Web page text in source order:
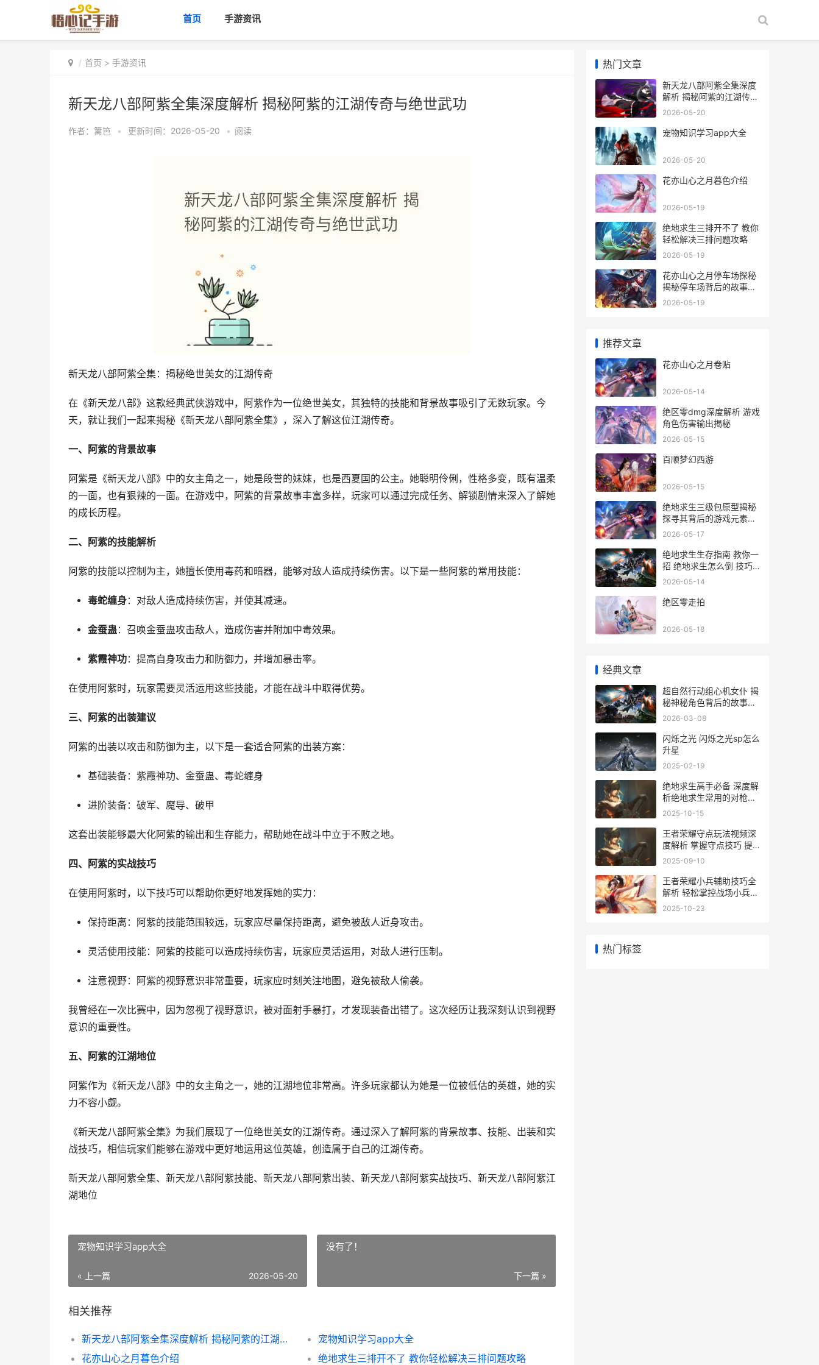
首页 手游资讯
首页 > 手游资讯
新天龙八部阿紫全集深度解析 揭秘阿紫的江湖传奇与绝世武功
作者： 篱笆 • 更新时间：2026-05-20 • 阅读
新天龙八部阿紫全集：揭秘绝世美女的江湖传奇
在《新天龙八部》这款经典武侠游戏中，阿紫作为一位绝世美女，其独特的技能和背景故事吸引了无数玩家。今
天，就让我们一起来揭秘《新天龙八部阿紫全集》，深入了解这位江湖传奇。
一、阿紫的背景故事
阿紫是《新天龙八部》中的女主角之一，她是段誉的妹妹，也是西夏国的公主。她聪明伶俐，性格多变，既有温柔
的一面，也有狠辣的一面。在游戏中，阿紫的背景故事丰富多样，玩家可以通过完成任务、解锁剧情来深入了解她
的成长历程。
二、阿紫的技能解析
阿紫的技能以控制为主，她擅长使用毒药和暗器，能够对敌人造成持续伤害。以下是一些阿紫的常用技能：
毒蛇缠身：对敌人造成持续伤害，并使其减速。
金蚕蛊：召唤金蚕蛊攻击敌人，造成伤害并附加中毒效果。
紫霞神功：提高自身攻击力和防御力，并增加暴击率。
在使用阿紫时，玩家需要灵活运用这些技能，才能在战斗中取得优势。
三、阿紫的出装建议
阿紫的出装以攻击和防御为主，以下是一套适合阿紫的出装方案：
基础装备：紫霞神功、金蚕蛊、毒蛇缠身
进阶装备：破军、魔导、破甲
这套出装能够最大化阿紫的输出和生存能力，帮助她在战斗中立于不败之地。
四、阿紫的实战技巧
在使用阿紫时，以下技巧可以帮助你更好地发挥她的实力：
保持距离：阿紫的技能范围较远，玩家应尽量保持距离，避免被敌人近身攻击。
灵活使用技能：阿紫的技能可以造成持续伤害，玩家应灵活运用，对敌人进行压制。
注意视野：阿紫的视野意识非常重要，玩家应时刻关注地图，避免被敌人偷袭。
我曾经在一次比赛中，因为忽视了视野意识，被对面射手暴打，才发现装备出错了。这次经历让我深刻认识到视野
意识的重要性。
五、阿紫的江湖地位
阿紫作为《新天龙八部》中的女主角之一，她的江湖地位非常高。许多玩家都认为她是一位被低估的英雄，她的实
力不容小觑。
《新天龙八部阿紫全集》为我们展现了一位绝世美女的江湖传奇。通过深入了解阿紫的背景故事、技能、出装和实
战技巧，相信玩家们能够在游戏中更好地运用这位英雄，创造属于自己的江湖传奇。
新天龙八部阿紫全集、新天龙八部阿紫技能、新天龙八部阿紫出装、新天龙八部阿紫实战技巧、新天龙八部阿紫江
湖地位
宠物知识学习app大全
« 上一篇 2026-05-20
没有了！
下一篇 »
相关推荐
新天龙八部阿紫全集深度解析 揭秘阿紫的江湖传奇与绝世武功
宠物知识学习app大全
花亦山心之月暮色介绍
绝地求生三排开不了 教你轻松解决三排问题攻略
热门文章
新天龙八部阿紫全集深度
解析 揭秘阿紫的江湖传奇
与绝世武功
2026-05-20
宠物知识学习app大全
2026-05-20
花亦山心之月暮色介绍
2026-05-19
绝地求生三排开不了 教你
轻松解决三排问题攻略
2026-05-19
花亦山心之月停车场探秘
揭秘停车场背后的故事与
魅力
2026-05-19
推荐文章
花亦山心之月卷贴
2026-05-14
绝区零dmg深度解析 游戏
角色伤害输出揭秘
2026-05-15
百顺梦幻西游
2026-05-15
绝地求生三级包原型揭秘
探寻其背后的游戏元素与
市场价值
2026-05-17
绝地求生生存指南 教你一
招 绝地求生怎么倒 技巧
轻松反杀对手
2026-05-14
绝区零走拍
2026-05-18
经典文章
超自然行动组心机女仆 揭
秘神秘角色背后的故事与
魅力
2026-03-08
闪烁之光 闪烁之光sp怎么
升星
2025-02-19
绝地求生高手必备 深度解
析绝地求生常用的对枪技
巧
2025-10-15
王者荣耀守点玩法视频深
度解析 掌握守点技巧 提
升战斗胜率
2025-09-10
王者荣耀小兵辅助技巧全
解析 轻松掌控战场小兵优
势
2025-10-23
热门标签